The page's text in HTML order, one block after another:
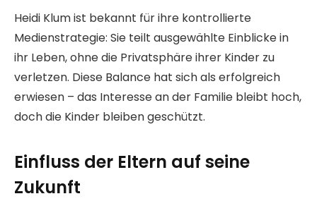
Heidi Klum ist bekannt für ihre kontrollierte
Medienstrategie: Sie teilt ausgewählte Einblicke in
ihr Leben, ohne die Privatsphäre ihrer Kinder zu
verletzen. Diese Balance hat sich als erfolgreich
erwiesen – das Interesse an der Familie bleibt hoch,
doch die Kinder bleiben geschützt.
Einfluss der Eltern auf seine
Zukunft